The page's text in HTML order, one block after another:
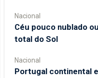
Nacional
Céu pouco nublado
total do Sol
Nacional
Portugal continental